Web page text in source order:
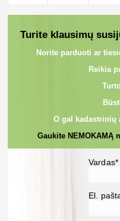
Turite klausimų
Norite parduoti ar
Reikia
O gal kadastrinių
Gaukite NEMOKAMĄ
Vardas*
El.